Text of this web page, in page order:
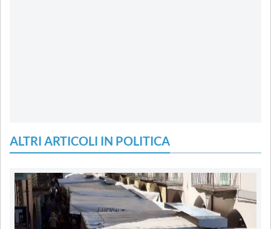
ALTRI ARTICOLI IN POLITICA